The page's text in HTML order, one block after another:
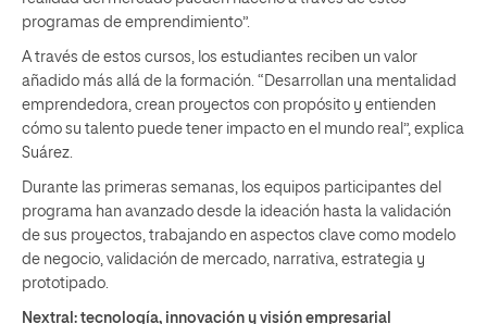
programas de emprendimiento”.
A través de estos cursos, los estudiantes reciben un valor
añadido más allá de la formación. “Desarrollan una mentalidad
emprendedora, crean proyectos con propósito y entienden
cómo su talento puede tener impacto en el mundo real”, explica
Suárez.
Durante las primeras semanas, los equipos participantes del
programa han avanzado desde la ideación hasta la validación
de sus proyectos, trabajando en aspectos clave como modelo
de negocio, validación de mercado, narrativa, estrategia y
prototipado.
Nextral: tecnología, innovación y visión empresarial